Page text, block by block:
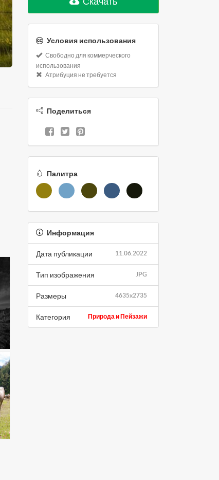
Условия использования
Свободно для коммерческого
использования
Атрибуция не требуется
Поделиться
Палитра
Информация
11.06.2022
Дата публикации
JPG
Тип изображения
4635x2735
Размеры
Природа и Пейзажи
Категория